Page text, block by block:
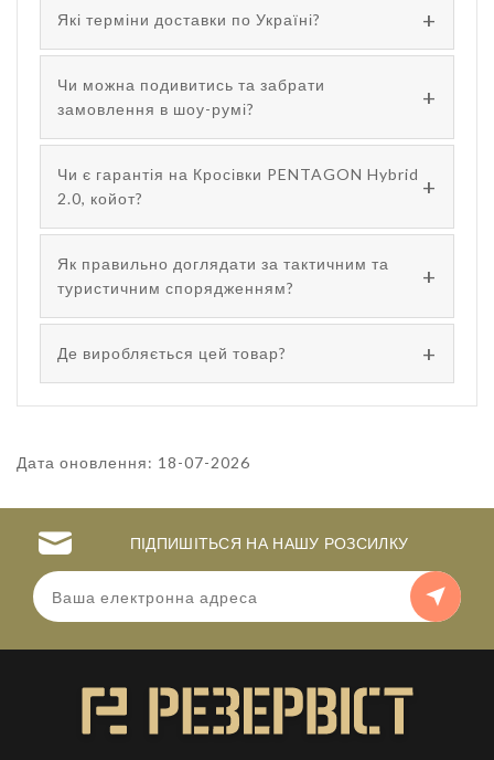
Які терміни доставки по Україні?
Чи можна подивитись та забрати
замовлення в шоу-румі?
Чи є гарантія на Кросівки PENTAGON Hybrid
2.0, койот?
Як правильно доглядати за тактичним та
туристичним спорядженням?
Де виробляється цей товар?
Дата оновлення: 18-07-2026
ПІДПИШІТЬСЯ НА НАШУ РОЗСИЛКУ